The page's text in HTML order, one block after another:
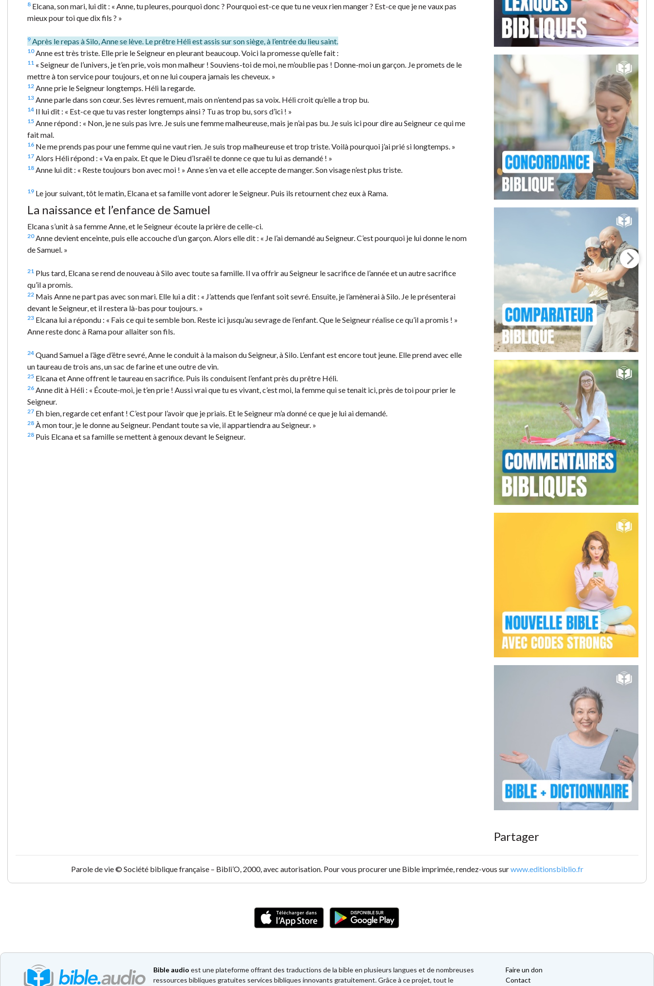
8 Elcana, son mari, lui dit : « Anne, tu pleures, pourquoi donc ? Pourquoi est-ce que tu ne veux rien manger ? Est-ce que je ne vaux pas
mieux pour toi que dix fils ? »
9 Après le repas à Silo, Anne se lève. Le prêtre Héli est assis sur son siège, à l’entrée du lieu saint.
10Anne est très triste. Elle prie le Seigneur en pleurant beaucoup. Voici la promesse qu’elle fait :
11 « Seigneur de l’univers, je t’en prie, vois mon malheur ! Souviens-toi de moi, ne m’oublie pas ! Donne-moi un garçon. Je promets de le
mettre à ton service pour toujours, et on ne lui coupera jamais les cheveux. »
12 Anne prie le Seigneur longtemps. Héli la regarde.
13 Anne parle dans son cœur. Ses lèvres remuent, mais on n’entend pas sa voix. Héli croit qu’elle a trop bu.
14 Il lui dit : « Est-ce que tu vas rester longtemps ainsi ? Tu as trop bu, sors d’ici ! »
15 Anne répond : « Non, je ne suis pas ivre. Je suis une femme malheureuse, mais je n’ai pas bu. Je suis ici pour dire au Seigneur ce qui me
fait mal.
16 Ne me prends pas pour une femme qui ne vaut rien. Je suis trop malheureuse et trop triste. Voilà pourquoi j’ai prié si longtemps. »
17 Alors Héli répond : « Va en paix. Et que le Dieu d’Israël te donne ce que tu lui as demandé ! »
18 Anne lui dit : « Reste toujours bon avec moi ! » Anne s’en va et elle accepte de manger. Son visage n’est plus triste.
19 Le jour suivant, tôt le matin, Elcana et sa famille vont adorer le Seigneur. Puis ils retournent chez eux à Rama.
La naissance et l’enfance de Samuel
Elcana s’unit à sa femme Anne, et le Seigneur écoute la prière de celle-ci.
20Anne devient enceinte, puis elle accouche d’un garçon. Alors elle dit : « Je l’ai demandé au Seigneur. C’est pourquoi je lui donne le nom
de Samuel. »
21 Plus tard, Elcana se rend de nouveau à Silo avec toute sa famille. Il va offrir au Seigneur le sacrifice de l’année et un autre sacrifice
qu’il a promis.
22 Mais Anne ne part pas avec son mari. Elle lui a dit : « J’attends que l’enfant soit sevré. Ensuite, je l’amènerai à Silo. Je le présenterai
devant le Seigneur, et il restera là-bas pour toujours. »
23 Elcana lui a répondu : « Fais ce qui te semble bon. Reste ici jusqu’au sevrage de l’enfant. Que le Seigneur réalise ce qu’il a promis ! »
Anne reste donc à Rama pour allaiter son fils.
24 Quand Samuel a l’âge d’être sevré, Anne le conduit à la maison du Seigneur, à Silo. L’enfant est encore tout jeune. Elle prend avec elle
un taureau de trois ans, un sac de farine et une outre de vin.
25 Elcana et Anne offrent le taureau en sacrifice. Puis ils conduisent l’enfant près du prêtre Héli.
26 Anne dit à Héli : « Écoute-moi, je t’en prie ! Aussi vrai que tu es vivant, c’est moi, la femme qui se tenait ici, près de toi pour prier le
Seigneur.
27 Eh bien, regarde cet enfant ! C’est pour l’avoir que je priais. Et le Seigneur m’a donné ce que je lui ai demandé.
28 À mon tour, je le donne au Seigneur. Pendant toute sa vie, il appartiendra au Seigneur. »
28 Puis Elcana et sa famille se mettent à genoux devant le Seigneur.
Partager
Parole de vie © Société biblique française – Bibli’O, 2000, avec autorisation. Pour vous procurer une Bible imprimée, rendez-vous surwww.editionsbiblio.fr
Bible audio est une plateforme offrant des traductions de la bible en plusieurs langues et de nombreuses
ressources bibliques gratuites services bibliques innovants gratuitement. Grâce à ce projet, tout le
Faire un don
Contact